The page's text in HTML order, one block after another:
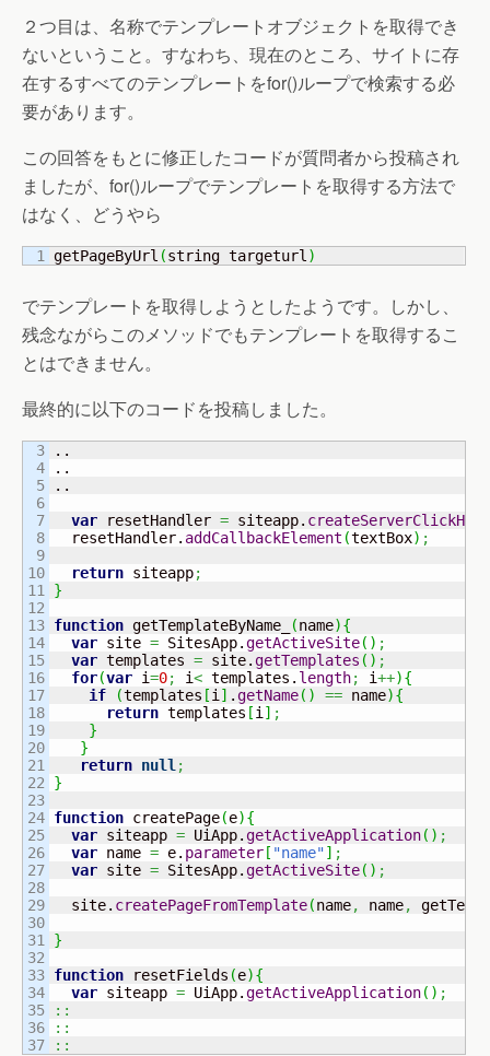
２つ目は、名称でテンプレートオブジェクトを取得でき
ないということ。すなわち、現在のところ、サイトに存
在するすべてのテンプレートをfor()ループで検索する必
要があります。
この回答をもとに修正したコードが質問者から投稿され
ましたが、for()ループでテンプレートを取得する方法で
はなく、どうやら
getPageByUrl (string targeturl)
でテンプレートを取得しようとしたようです。しかし、
残念ながらこのメソッドでもテンプレートを取得するこ
とはできません。
最終的に以下のコードを投稿しました。
3
4
5
6
7
8
9
10
11
12
13
14
15
16
17
18
19
20
21
22
23
24
25
26
27
28
29
30
31
32
33
34
35
36
..
..
..
var resetHandler = siteapp.
  resetHandler.
addCallbackElement (textBox) ;
return siteapp;
}
function getTemplateByName_ (name){
var site = SitesApp.getActiveSite( ) ;
var templates = site.getTemplates ( ) ;
for(var i=0; i< templates. length; i++){
if
(templates [i] .getName( ) == name){
return templates [i] ;
}
}
return null;
}
function createPage(e){
var siteapp = UiApp.getActiveApplication( ) ;
var name = e. parameter [ "name"] ;
var site = SitesApp.getActiveSite( ) ;
  site.
createPageFromTemplate(name, name,
}
function resetFields (e){
var siteapp = UiApp.getActiveApplication( ) ;
::
::
::